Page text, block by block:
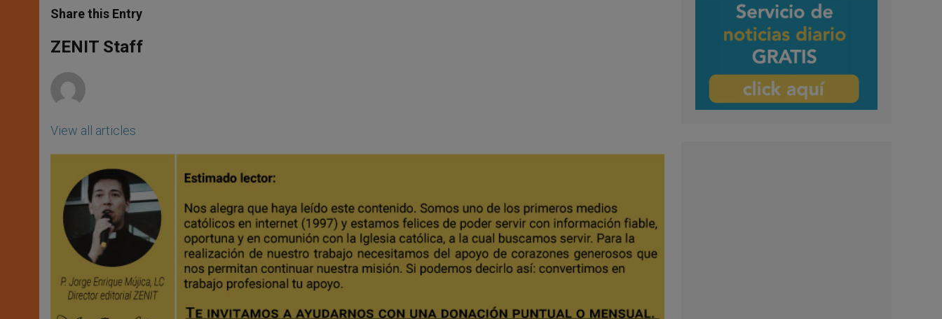
t
s
p
p
s
e
g
e
e
b
o
k
Share this Entry
ZENIT Staff
View all articles